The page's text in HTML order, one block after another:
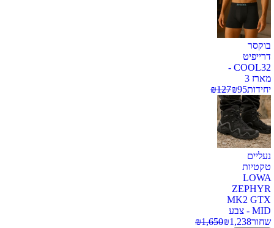
בוקסר
דרייפיט
COOL32 -
מארז 3
יחידות
₪95
₪127
נעליים
טקטיות
LOWA
ZEPHYR
MK2 GTX
MID - צבע
שחור
₪1,238
₪1,650